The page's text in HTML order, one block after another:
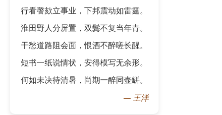
行看謦欬立事业，下邦震动如雷霆。
淮田野人分屏置，双鬓不复当年青。
干愁道路阻会面，恨酒不醉嗟长醒。
短书一纸说情状，安得模写无余形。
何如未决待清暑，尚期一醉同壶缾。
—王洋